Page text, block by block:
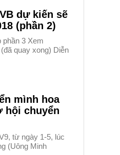
dự kiến sẽ
(phần 2)
phần 3 Xem
quay xong) Diễn
mình hoa
hội chuyển
từ ngày 1-5, lúc
(Uông Minh